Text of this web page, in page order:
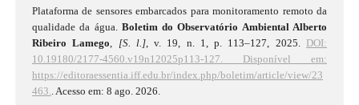
Plataforma de sensores embarcados para monitoramento remoto da
qualidade da água. Boletim do Observatório Ambiental Alberto
Ribeiro Lamego
[S. l.], v. 19, n. 1, p. 113–127, 2025. DOI:
10.19180/2177-4560.v19n12025p113-127.
Disponível em:
https://editoraessentia.iff.edu.br/index.php/boletim/article/view/23
463.
. Acesso em: 8 ago. 2026.